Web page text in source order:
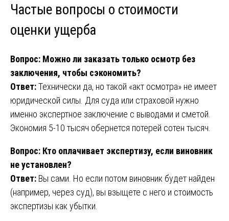
Частые вопросы о стоимости
оценки ущерба
Вопрос: Можно ли заказать только осмотр без
заключения, чтобы сэкономить?
Ответ:Технически да, но такой «акт осмотра» не имеет
юридической силы. Для суда или страховой нужно
именно экспертное заключение с выводами и сметой.
Экономия 5-10 тысяч обернется потерей сотен тысяч.
Вопрос: Кто оплачивает экспертизу, если виновник
не установлен?
Ответ: Вы сами. Но если потом виновник будет найден
(например, через суд), вы взыщете с него и стоимость
экспертизы как убытки.